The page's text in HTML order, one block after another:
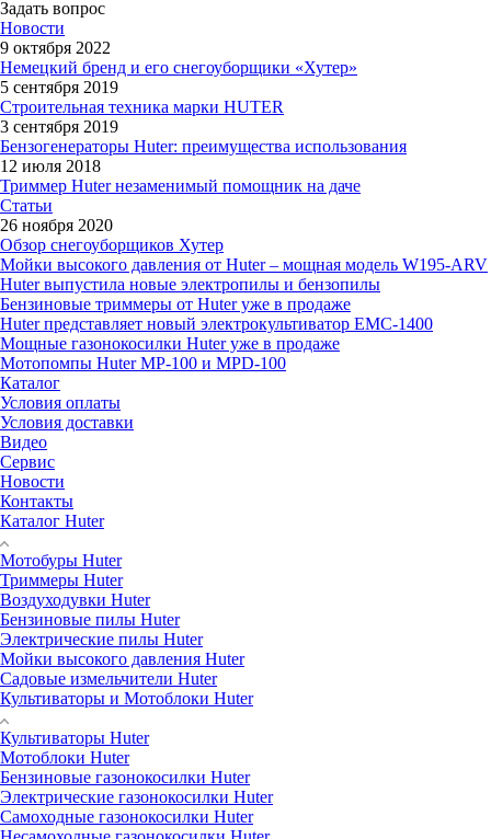
Задать вопрос
Новости
9 октября 2022
Немецкий бренд и его снегоуборщики «Хутер»
5 сентября 2019
Строительная техника марки HUTER
3 сентября 2019
Бензогенераторы Huter: преимущества использования
12 июля 2018
Триммер Huter незаменимый помощник на даче
Статьи
26 ноября 2020
Обзор снегоуборщиков Хутер
Мойки высокого давления от Huter – мощная модель W195-ARV
Huter выпустила новые электропилы и бензопилы
Бензиновые триммеры от Huter уже в продаже
Huter представляет новый электрокультиватор EMC-1400
Мощные газонокосилки Huter уже в продаже
Мотопомпы Huter MP-100 и MPD-100
Каталог
Условия оплаты
Условия доставки
Видео
Сервис
Новости
Контакты
Каталог Huter
Мотобуры Huter
Триммеры Huter
Воздуходувки Huter
Бензиновые пилы Huter
Электрические пилы Huter
Мойки высокого давления Huter
Садовые измельчители Huter
Культиваторы и Мотоблоки Huter
Культиваторы Huter
Мотоблоки Huter
Бензиновые газонокосилки Huter
Электрические газонокосилки Huter
Самоходные газонокосилки Huter